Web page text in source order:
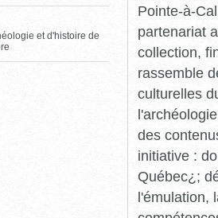
et d'histoire de
Pointe-à-
partenariat
collection,
rassemble
culturelles
des
initiative :
Québec¿;
l'émulation,